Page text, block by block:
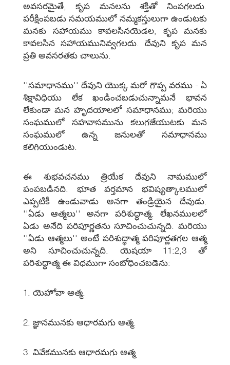
అవసరమైతే, కృప మనలను శక్తితో నింపగలదు.
పరీక్షింపబడు సమయములో నమ్మకస్తులుగా ఉండుటకు
మనకు సహాయము కావలసినయెడల, కృప మనకు
కావలసిన సహాయమునివ్వగలదు. దేవుని కృప మన
ప్రతి అవసరతకు చాలును.
''సమాధానము'' దేవుని యొక్క మరో గొప్ప వరము - ఏ
శిక్షావిధియు లేక ఖండించబడుచున్నామనే భావన
లేకుండా మన హృదయాలలో సమాధానము; మరియు
సంఘములో సహవాసమును కలుగజేయుటకు మన
సంఘములో ఉన్న జనులతో సమాధానము
కలిగియుండుట.
ఈ శుభవచనము త్రియేక దేవుని నామములో
పంపబడినది. భూత వర్తమాన భవిష్యత్కాలములో
ఎప్పటికీ ఉండువాడు అనగా తండ్రియైన దేవుడు.
''ఏడు ఆత్మలు'' అనగా పరిశుద్ధాత్మ. లేఖనములలో
ఏడు అనేది పరిపూర్ణతను సూచించుచున్నది. మరియు
''ఏడు ఆత్మలు'' అంటే పరిశుద్ధాత్మ పరిపూర్ణతగల ఆత్మ
అని సూచించుచున్నది. యెషయా 11:2,3 తో
పరిశుద్ధాత్మ ఈ విధముగా సంబోధించబడెను:
1. యెహోవా ఆత్మ.
2. జ్ఞానమునకు ఆధారమగు ఆత్మ.
3. వివేకమునకు ఆధారమగు ఆత్మ.